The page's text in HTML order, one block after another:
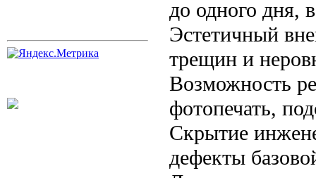
до одного дня,
Эстетичный
трещин и
Возможность
фотопечать,
Скрытие
дефекты